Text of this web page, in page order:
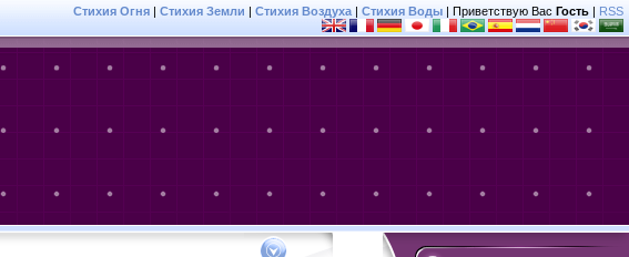
Стихия Огня | Стихия Земли | Стихия Воздуха | Стихия Воды | Приветствую Вас Гость | RSS